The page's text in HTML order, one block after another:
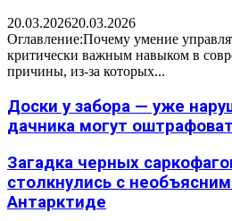
20.03.202620.03.2026
Оглавление:Почему умение
критически важным навыком в
причины, из-за которых...
Доски у забора — уже
дачника могут
Загадка черных
столкнулись с
Антарктиде